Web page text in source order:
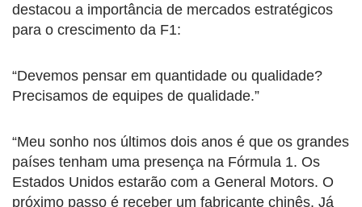
destacou a importância de mercados estratégicos
para o crescimento da F1:
“Devemos pensar em quantidade ou qualidade?
Precisamos de equipes de qualidade.”
“Meu sonho nos últimos dois anos é que os grandes
países tenham uma presença na Fórmula 1. Os
Estados Unidos estarão com a General Motors. O
próximo passo é receber um fabricante chinês. Já